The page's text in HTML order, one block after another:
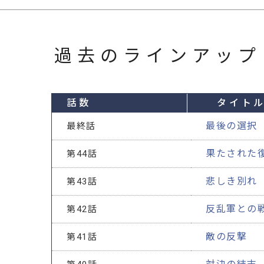
過去のラインアップ
話数 タイトル
最終話 最後の選択
第44話 果たされた
第43話 悲しき別れ
第42話 反乱軍との
第41話 敵の反撃